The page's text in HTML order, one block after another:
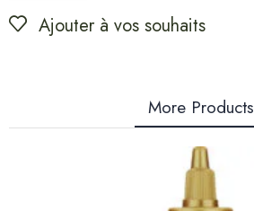
Ajouter à vos souhaits
More Products